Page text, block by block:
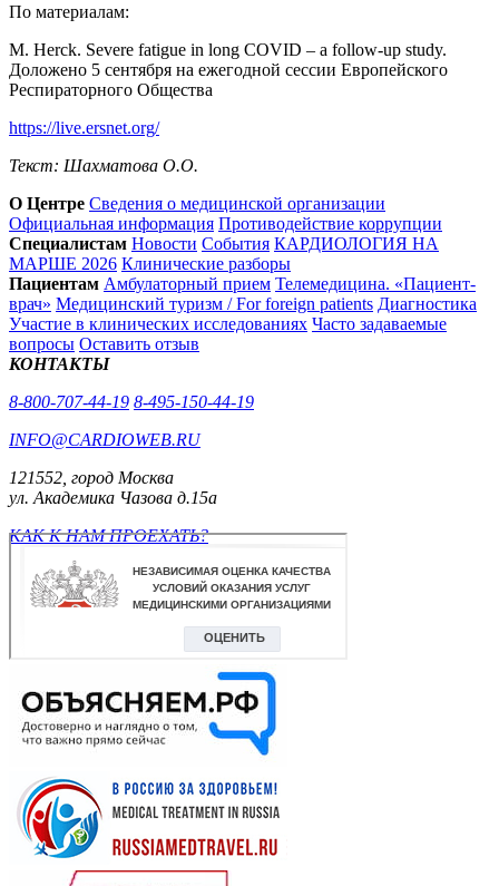
По материалам:
M. Herck. Severe fatigue in long COVID – а follow-up study.
Доложено 5 сентября на ежегодной сессии Европейского
Респираторного Общества
https://live.ersnet.org/
Текст: Шахматова О.О.
О Центре Сведения о медицинской организации
Официальная информация Противодействие коррупции
Специалистам Новости События КАРДИОЛОГИЯ НА
МАРШЕ 2026 Клинические разборы
Пациентам Амбулаторный прием Телемедицина. «Пациент-
врач» Медицинский туризм / For foreign patients Диагностика
Участие в клинических исследованиях Часто задаваемые
вопросы Оставить отзыв
КОНТАКТЫ
8-800-707-44-19 8-495-150-44-19
INFO@CARDIOWEB.RU
121552, город Москва
ул. Академика Чазова д.15а
КАК К НАМ ПРОЕХАТЬ?